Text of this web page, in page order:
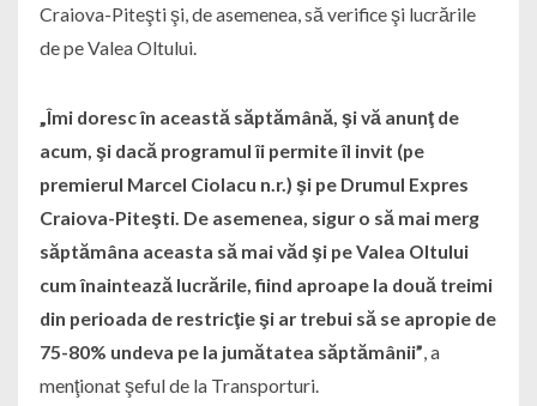
Craiova-Piteşti şi, de asemenea, să verifice şi lucrările
de pe Valea Oltului.
„Îmi doresc în această săptămână, şi vă anunţ de
acum, şi dacă programul îi permite îl invit (pe
premierul Marcel Ciolacu n.r.) şi pe Drumul Expres
Craiova-Piteşti. De asemenea, sigur o să mai merg
săptămâna aceasta să mai văd şi pe Valea Oltului
cum înaintează lucrările, fiind aproape la două treimi
din perioada de restricţie şi ar trebui să se apropie de
75-80% undeva pe la jumătatea săptămânii”, a
menţionat şeful de la Transporturi.